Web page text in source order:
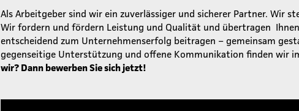
Als Arbeitgeber sind wir ein zuverlässiger und sicherer Partner. Wir
Wir fordern und fördern Leistung und Qualität und übertragen
entscheidend zum Unternehmenserfolg beitragen – gemeinsam
gegenseitige Unterstützung und offene Kommunikation finden wir
wir? Dann bewerben Sie sich jetzt!